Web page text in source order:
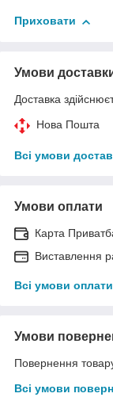
Приховати
Умови
Доставка
Нова Пошта
Всі умови
Умови оплати
Карта
Виставлення
Всі умови оплати
Умови
Повернення
Всі умови